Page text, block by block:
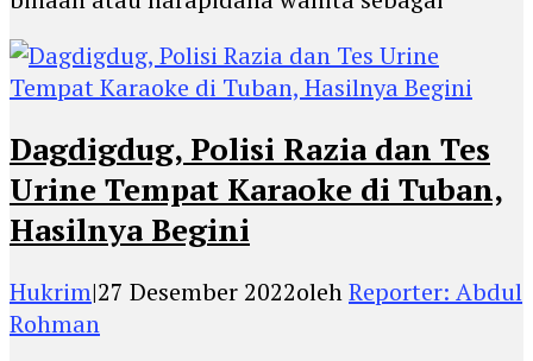
Dagdigdug, Polisi Razia dan Tes
Urine Tempat Karaoke di Tuban,
Hasilnya Begini
Hukrim|27 Desember 2022olehReporter: Abdul
Rohman